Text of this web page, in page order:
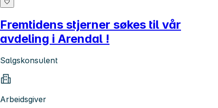
Fremtidens stjerner søkes til vår
avdeling i Arendal !
Salgskonsulent
Arbeidsgiver